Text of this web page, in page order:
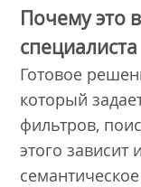
Почему это
специалиста
Готовое
который
фильтров,
этого зависит